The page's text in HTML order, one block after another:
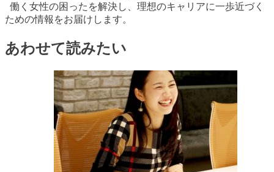
働く女性の困ったを解決し、理想のキャリアに一歩近づく
ための情報をお届けします。
あわせて読みたい